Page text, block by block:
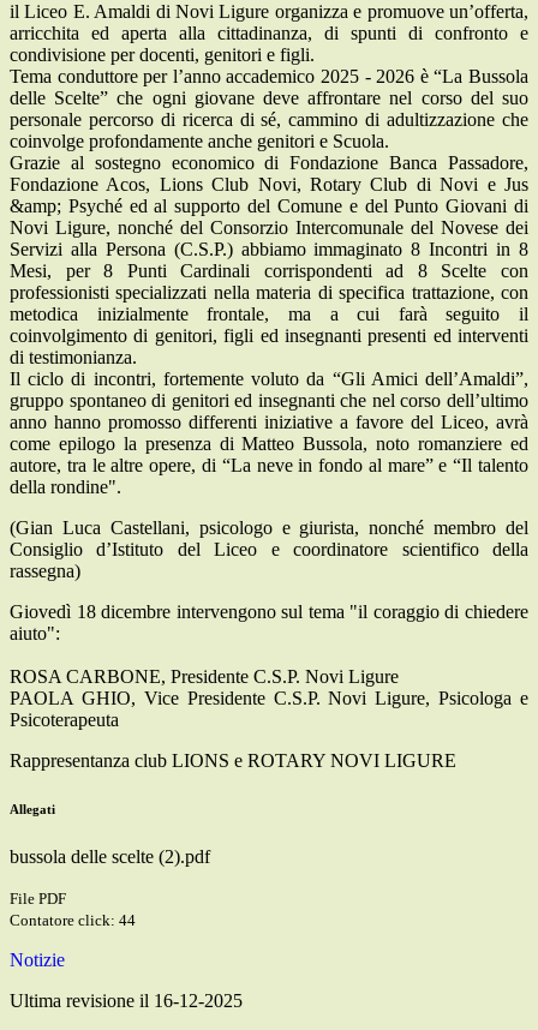
il Liceo E. Amaldi di Novi Ligure organizza e promuove un’offerta,
arricchita ed aperta alla cittadinanza, di spunti di confronto e
condivisione per docenti, genitori e figli.
Tema conduttore per l’anno accademico 2025 - 2026 è “La Bussola
delle Scelte” che ogni giovane deve affrontare nel corso del suo
personale percorso di ricerca di sé, cammino di adultizzazione che
coinvolge profondamente anche genitori e Scuola.
Grazie al sostegno economico di Fondazione Banca Passadore,
Fondazione Acos, Lions Club Novi, Rotary Club di Novi e Jus
&amp; Psyché ed al supporto del Comune e del Punto Giovani di
Novi Ligure, nonché del Consorzio Intercomunale del Novese dei
Servizi alla Persona (C.S.P.) abbiamo immaginato 8 Incontri in 8
Mesi, per 8 Punti Cardinali corrispondenti ad 8 Scelte con
professionisti specializzati nella materia di specifica trattazione, con
metodica inizialmente frontale, ma a cui farà seguito il
coinvolgimento di genitori, figli ed insegnanti presenti ed interventi
di testimonianza.
Il ciclo di incontri, fortemente voluto da “Gli Amici dell’Amaldi”,
gruppo spontaneo di genitori ed insegnanti che nel corso dell’ultimo
anno hanno promosso differenti iniziative a favore del Liceo, avrà
come epilogo la presenza di Matteo Bussola, noto romanziere ed
autore, tra le altre opere, di “La neve in fondo al mare” e “Il talento
della rondine".
(Gian Luca Castellani, psicologo e giurista, nonché membro del
Consiglio d’Istituto del Liceo e coordinatore scientifico della
rassegna)
Giovedì 18 dicembre intervengono sul tema "il coraggio di chiedere
aiuto":
ROSA CARBONE, Presidente C.S.P. Novi Ligure
PAOLA GHIO, Vice Presidente C.S.P. Novi Ligure, Psicologa e
Psicoterapeuta
Rappresentanza club LIONS e ROTARY NOVI LIGURE
Allegati
bussola delle scelte (2).pdf
File PDF
Contatore click: 44
Notizie
Ultima revisione il 16-12-2025